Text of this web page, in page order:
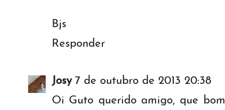
Bjs
Responder
Josy 7 de outubro de 2013 20:38
Oi Guto querido amigo, que